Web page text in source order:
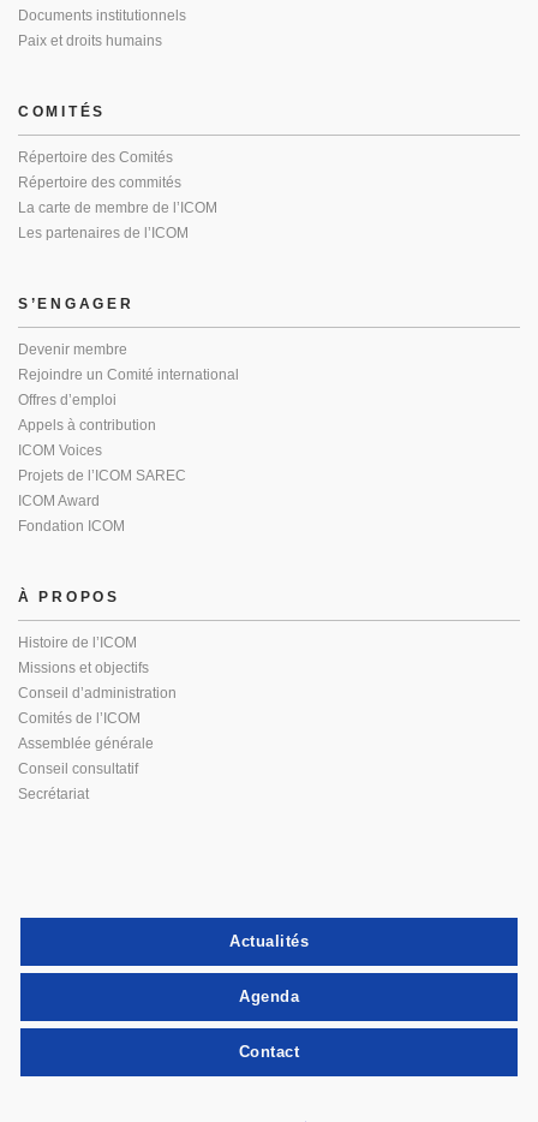
Documents institutionnels
Paix et droits humains
COMITÉS
Répertoire des Comités
Répertoire des commités
La carte de membre de l’ICOM
Les partenaires de l’ICOM
S’ENGAGER
Devenir membre
Rejoindre un Comité international
Offres d’emploi
Appels à contribution
ICOM Voices
Projets de l’ICOM SAREC
ICOM Award
Fondation ICOM
À PROPOS
Histoire de l’ICOM
Missions et objectifs
Conseil d’administration
Comités de l’ICOM
Assemblée générale
Conseil consultatif
Secrétariat
Actualités
Agenda
Contact